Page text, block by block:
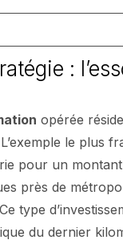
:
opérée
le plus
pour un
près de
type
du dernier